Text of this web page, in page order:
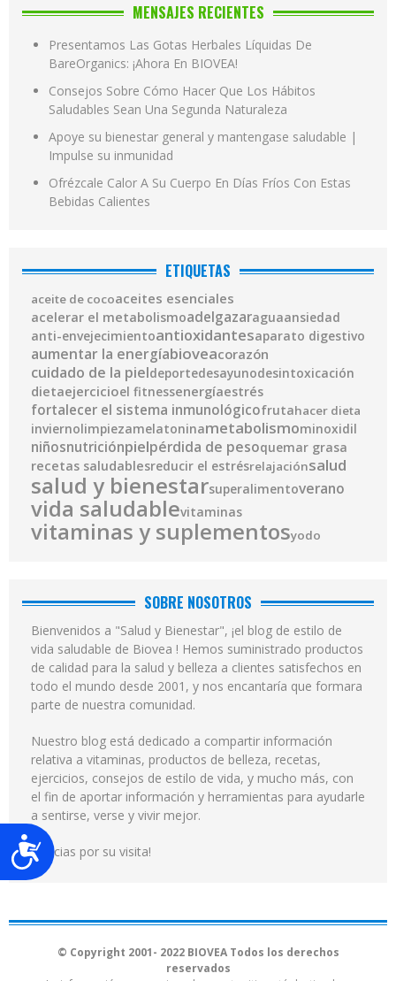
Accesibilidad
MENSAJES RECIENTES
Presentamos Las Gotas Herbales Líquidas De
BareOrganics: ¡Ahora En BIOVEA!
Consejos Sobre Cómo Hacer Que Los Hábitos
Saludables Sean Una Segunda Naturaleza
Apoye su bienestar general y mantengase saludable |
Impulse su inmunidad
Ofrézcale Calor A Su Cuerpo En Días Fríos Con Estas
Bebidas Calientes
ETIQUETAS
aceite de cocoaceites esenciales
acelerar el metabolismoadelgazaraguaansiedad
anti-envejecimientoantioxidantesaparato digestivo
aumentar la energíabioveacorazón
cuidado de la pieldeportedesayunodesintoxicación
dietaejercicioel fitnessenergíaestrés
fortalecer el sistema inmunológicofrutahacer dieta
inviernolimpiezamelatoninametabolismominoxidil
niñosnutriciónpielpérdida de pesoquemar grasa
recetas saludablesreducir el estrésrelajaciónsalud
salud y bienestarsuperalimentoverano
vida saludablevitaminas
vitaminas y suplementosyodo
SOBRE NOSOTROS
Bienvenidos a "Salud y Bienestar", ¡el blog de estilo de
vida saludable de Biovea ! Hemos suministrado productos
de calidad para la salud y belleza a clientes satisfechos en
todo el mundo desde 2001, y nos encantaría que formara
parte de nuestra comunidad.
Nuestro blog está dedicado a compartir información
relativa a vitaminas, productos de belleza, recetas,
ejercicios, consejos de estilo de vida, y mucho más, con
el fin de aportar información y herramientas para ayudarle
a sentirse, verse y vivir mejor.
¡Gracias por su visita!
© Copyright 2001- 2022 BIOVEA Todos los derechos
reservados